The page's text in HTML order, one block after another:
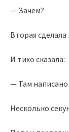
— Зачем?
Вторая
И тихо сказала:
— Там
Несколько